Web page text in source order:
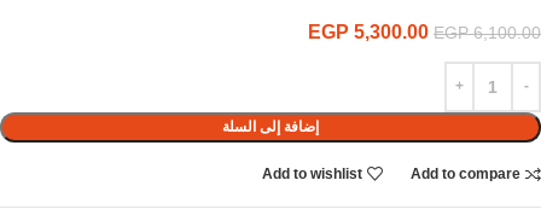
EGP6,100.00
EGP 5,300.00
إضافة إلى السلة
Add to compare
Add to wishlist